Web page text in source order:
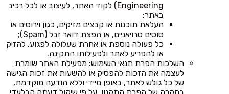
Engineering) לקוד האתר, לעיצוב או לכל רכיב
באתר;
העלאת תוכנות או קבצים מזיקים, כגון וירוסים או
סוסים טרויאניים, או הפצת דואר זבל (Spam);
כל פעולה נוספת או אחרת שעלולה לפגוע, להזיק
או להפריע לאתר ולפעילותו התקינה.
השלכות הפרת תנאי השימוש: מפעילת האתר שומרת
לעצמה את הזכות להפסיק או להשעות את זכות הגישה
של כל גולש לאתר, באופן מיידי וללא הודעה מוקדמת,